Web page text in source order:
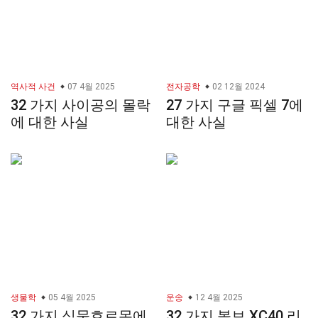
역사적 사건 07 4월 2025
32 가지 사이공의 몰락
에 대한 사실
전자공학 02 12월 2024
27 가지 구글 픽셀 7에
대한 사실
생물학 05 4월 2025 운송 12 4월 2025